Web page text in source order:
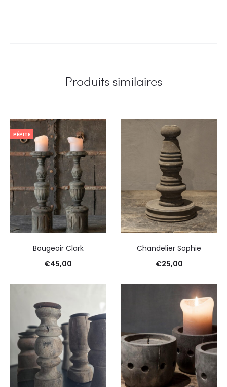
Produits similaires
PÉPITE
Bougeoir Clark
€45,00
Chandelier Sophie
€25,00